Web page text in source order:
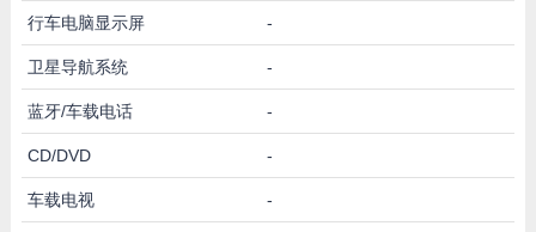
行车电脑显示屏 -
卫星导航系统 -
蓝牙/车载电话 -
CD/DVD -
车载电视 -